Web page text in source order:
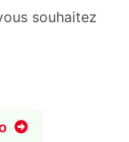
souhaitez